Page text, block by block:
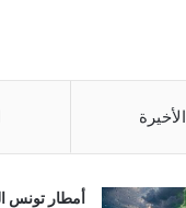
الأخيرة
أمطار تونس